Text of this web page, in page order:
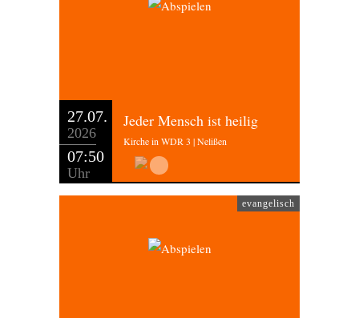
27.07.
2026
07:50
Uhr
Jeder Mensch ist heilig
Kirche in WDR 3 | Nelißen
evangelisch